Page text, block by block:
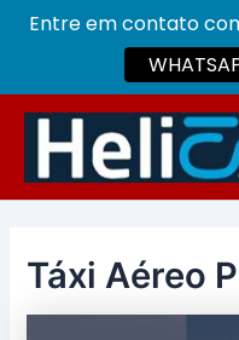
conteúdo
Táxi Aéreo
Entre em contato